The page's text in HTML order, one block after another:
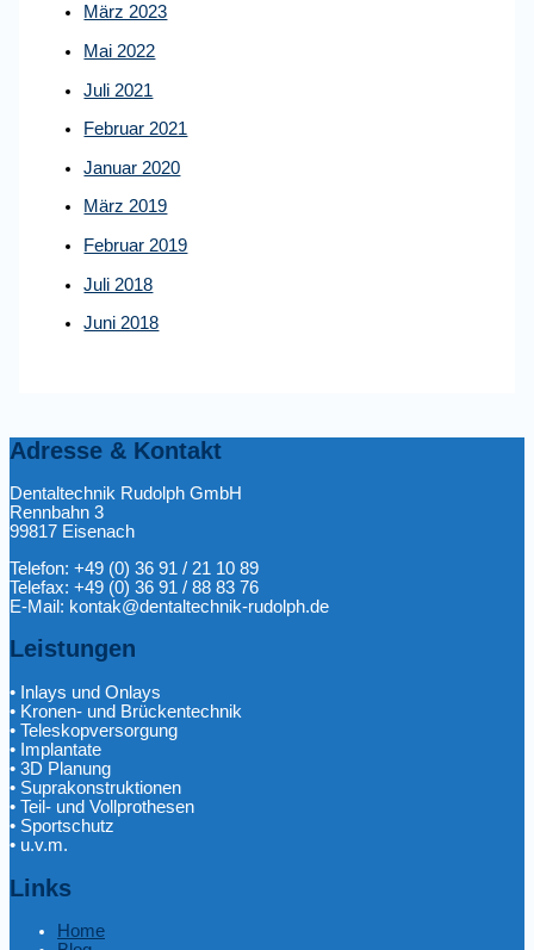
März 2023
Mai 2022
Juli 2021
Februar 2021
Januar 2020
März 2019
Februar 2019
Juli 2018
Juni 2018
Adresse & Kontakt
Dentaltechnik Rudolph GmbH
Rennbahn 3
99817 Eisenach
Telefon: +49 (0) 36 91 / 21 10 89
Telefax: +49 (0) 36 91 / 88 83 76
E-Mail: kontak@dentaltechnik-rudolph.de
Leistungen
• Inlays und Onlays
• Kronen- und Brückentechnik
• Teleskopversorgung
• Implantate
• 3D Planung
• Suprakonstruktionen
• Teil- und Vollprothesen
• Sportschutz
• u.v.m.
Links
Home